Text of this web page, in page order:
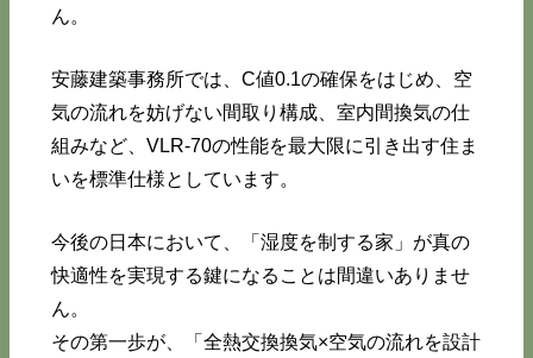
ん。
安藤建築事務所では、C値0.1の確保をはじめ、空
気の流れを妨げない間取り構成、室内間換気の仕
組みなど、VLR-70の性能を最大限に引き出す住ま
いを標準仕様としています。
今後の日本において、「湿度を制する家」が真の
快適性を実現する鍵になることは間違いありませ
ん。
その第一歩が、「全熱交換換気×空気の流れを設計